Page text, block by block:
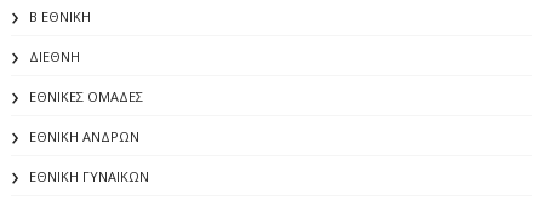
Β ΕΘΝΙΚΗ
ΔΙΕΘΝΗ
ΕΘΝΙΚΕΣ ΟΜΑΔΕΣ
ΕΘΝΙΚΗ ΑΝΔΡΩΝ
ΕΘΝΙΚΗ ΓΥΝΑΙΚΩΝ